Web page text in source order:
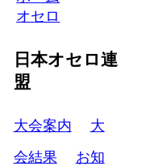
オセロ
日本オセロ連
盟
大会案内
大
会結果
お知